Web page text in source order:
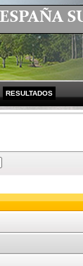
RESULTADOS